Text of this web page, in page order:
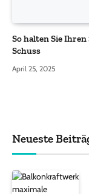
So halten Sie
Schuss
April 25, 2025
Neueste